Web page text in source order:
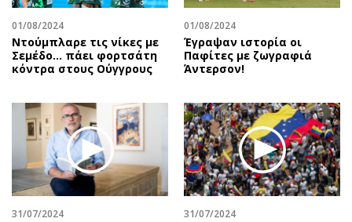
01/08/2024
Ντούμπλαρε τις νίκες με
Σεμέδο… πάει φορτσάτη
κόντρα στους Ούγγρους
01/08/2024
Έγραψαν ιστορία οι
Παφίτες με ζωγραφιά
Άντερσον!
31/07/2024 31/07/2024